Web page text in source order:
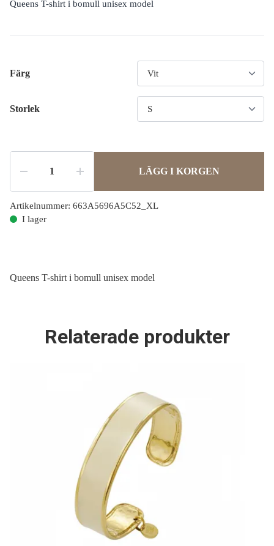
Queens T-shirt i bomull unisex model
Färg
Storlek
LÄGG I KORGEN
Artikelnummer: 663A5696A5C52_XL
I lager
Queens T-shirt i bomull unisex model
Relaterade produkter